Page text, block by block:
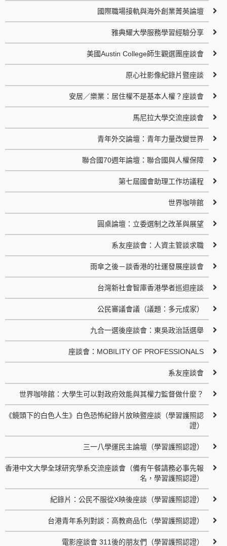
國際職場接軌與海外創業菁英論壇
雅典耀大學服務學習經驗分享
美國Austin College師生觀選團座談會
原心社影像紀錄片暨座談
安居／樂業：居住權不是基本人權？座談會
馬尼拉大學交流座談會
青年外交論壇：青年力量改變世界
聯合國70週年論壇：聯合國與人權保障
第七屆國會助理工作坊議程
世界咖啡館
圓桌論壇：立委選制之改革與展望
系友座談會：人資主管談求職
雨傘之後－談香港的社運發展座談會
台灣新社會智庫香港學者巡迴座談
公民審議會議（議題：多元成家）
九合一選後座談會：東吳政治話選舉
座談會：MOBILITY OF PROFESSIONALS
系友座談會
世界咖啡館：大學生可以對政府效能與其權力監督做什麼？
《鏡頭下的白色人生》白色恐怖紀錄片放映暨座談（學習護照認
證）
三一八學運民主論壇（學習護照認證）
香港中文大學全球研究學系交流座談會（備有午餐請務必事先報
名，學習護照認證）
紀錄片：公民不服從X映後座談（學習護照認證）
台港青年系列對談：高教商品化（學習護照認證）
電影座談會 311後的朋友們（學習護照認證）